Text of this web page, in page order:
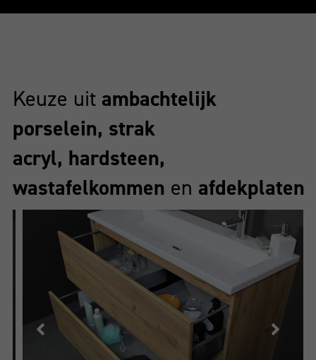
Keuze uit ambachtelijk
porselein, strak
acryl, hardsteen,
wastafelkommen en afdekplaten